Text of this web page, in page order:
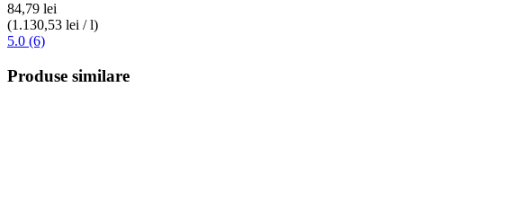
84,79 lei
(1.130,53 lei / l)
5.0 (6)
Produse similare